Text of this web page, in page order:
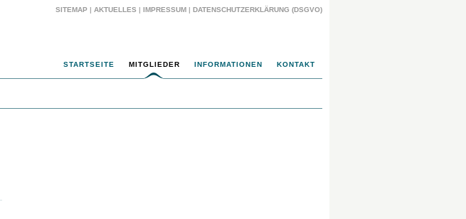
SITEMAP | AKTUELLES | IMPRESSUM | DATENSCHUTZERKLÄRUNG (DSGVO)
STARTSEITE MITGLIEDER INFORMATIONEN KONTAKT